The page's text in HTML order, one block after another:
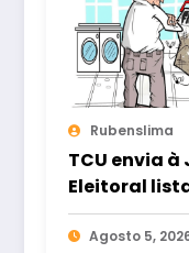
Rubenslima
TCU envia
Eleitoral
gestores
rejeitadas
Agosto 5,